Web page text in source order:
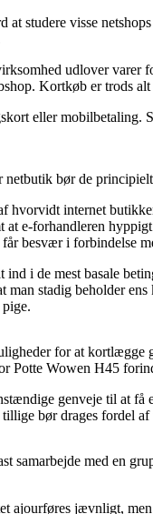
studere visse
udlover varer
Kortkøb er trods
eller
bør de
hvorvidt internet
at e-forhandleren
besvær i forbindelse
i de mest basale
man stadig beholder
for at kortlægge
Potte Wowen H45
genveje til at
bør drages fordel
samarbejde med en
ajourføres jævnligt,